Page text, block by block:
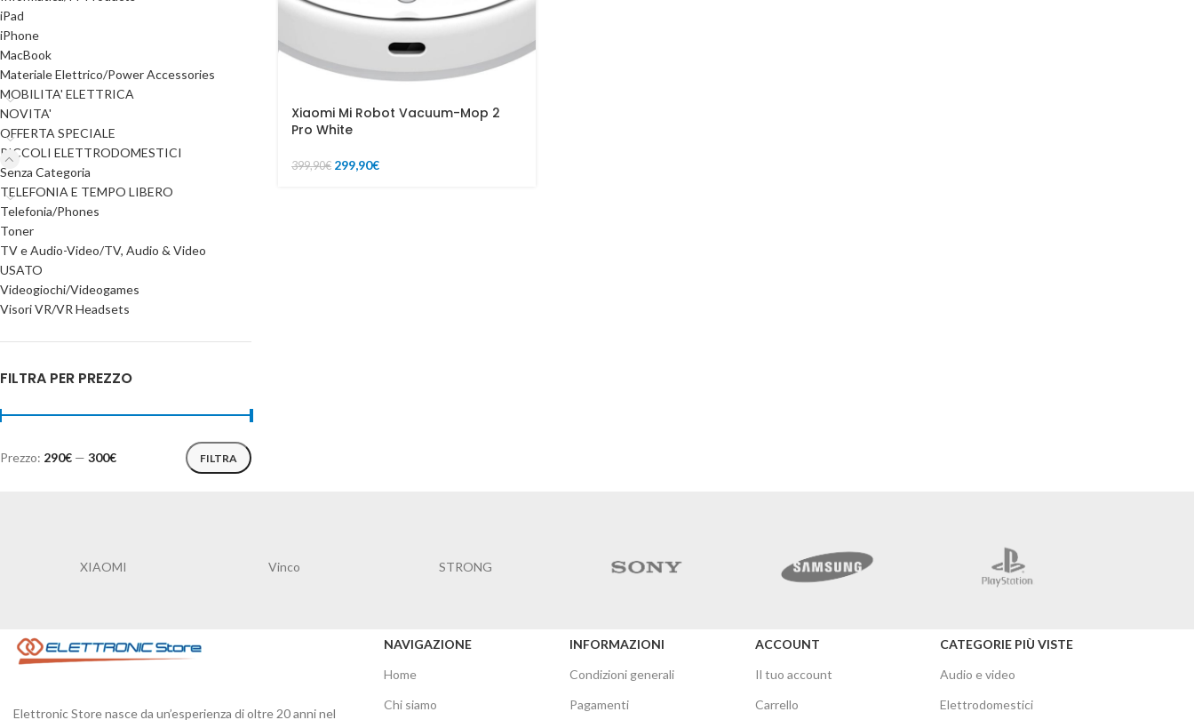
iPad
iPhone
MacBook
Materiale Elettrico/Power Accessories
MOBILITA' ELETTRICA
NOVITA'
OFFERTA SPECIALE
PICCOLI ELETTRODOMESTICI
Senza Categoria
TELEFONIA E TEMPO LIBERO
Telefonia/Phones
Toner
TV e Audio-Video/TV, Audio & Video
USATO
Videogiochi/Videogames
Visori VR/VR Headsets
FILTRA PER PREZZO
FILTRA
Prezzo: 290€ — 300€
Xiaomi Mi Robot Vacuum-Mop 2
Pro White
399,90€ 299,90€
XIAOMI Vinco STRONG
Elettronic Store nasce da un’esperienza di oltre 20 anni nel
NAVIGAZIONE
Home
Chi siamo
INFORMAZIONI
Condizioni generali
Pagamenti
ACCOUNT
Il tuo account
Carrello
CATEGORIE PIÙ VISTE
Audio e video
Elettrodomestici